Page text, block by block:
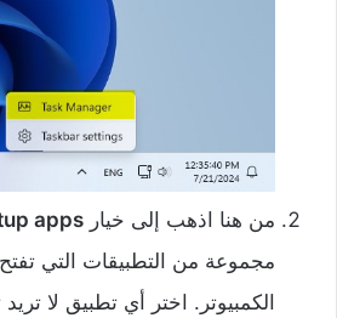
من هنا اذهب إلى خيار apps
مجموعة من التطبيقات التي
الكمبيوتر. اختر أي تطبيق لا